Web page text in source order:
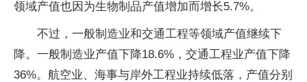
领域产值也因为生物制品产值增加而增长5.7%。
不过，一般制造业和交通工程等领域产值继续下
降。一般制造业产值下降18.6%，交通工程业产值下降
36%。航空业、海事与岸外工程业持续低落，产值分别